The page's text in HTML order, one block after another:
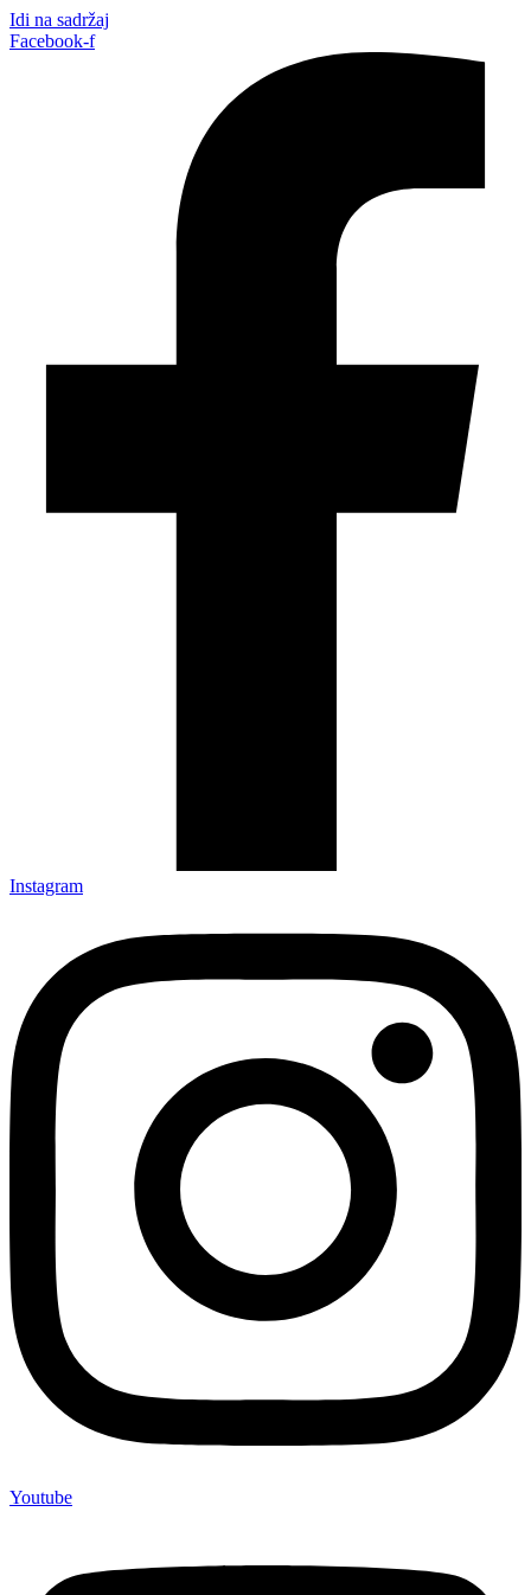
Idi na sadržaj
Facebook-f
Instagram
Youtube